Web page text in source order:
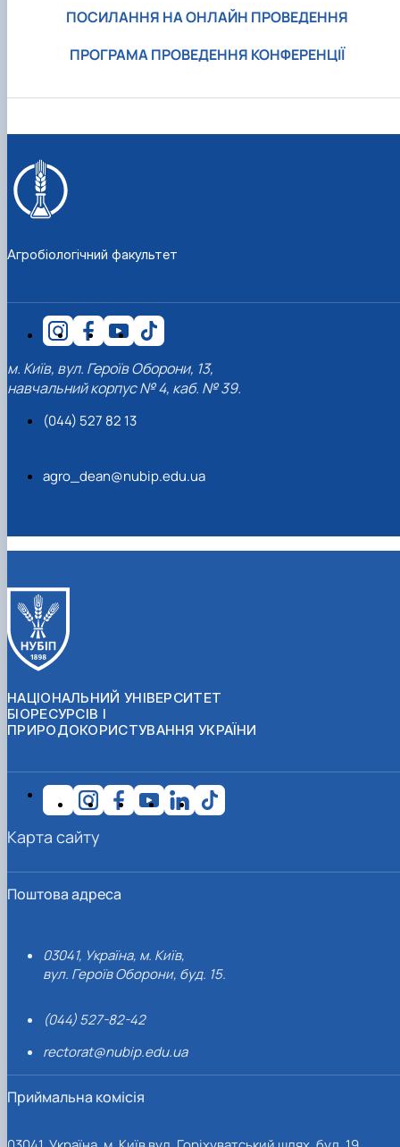
ПОСИЛАННЯ НА ОНЛАЙН ПРОВЕДЕННЯ
ПРОГРАМА ПРОВЕДЕННЯ КОНФЕРЕНЦІЇ
Агробіологічний факультет
м. Київ, вул. Героїв Оборони, 13,
навчальний корпус № 4, каб. № 39.
(044) 527 82 13
agro_dean@nubip.edu.ua
НАЦІОНАЛЬНИЙ УНІВЕРСИТЕТ
БІОРЕСУРСІВ І
ПРИРОДОКОРИСТУВАННЯ УКРАЇНИ
Поштова адреса
03041, Україна, м. Київ,
вул. Героїв Оборони, буд. 15.
(044) 527-82-42
rectorat@nubip.edu.ua
Приймальна комісія
Карта сайту